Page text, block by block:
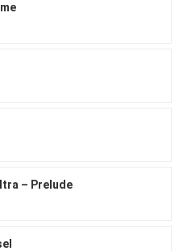
– Prelude